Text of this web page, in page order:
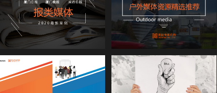
报类媒体精选案例 英锐传媒户外媒体资源精选推荐